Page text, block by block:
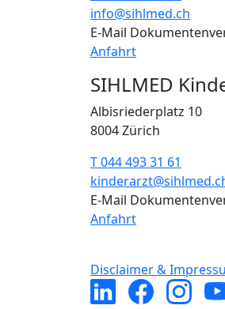
info@sihlmed.ch
E-Mail
Anfahrt
SIHLMED
Albisriederplatz 10
8004 Zürich
T 044 493 31 61
E-Mail
Anfahrt
Disclaimer &